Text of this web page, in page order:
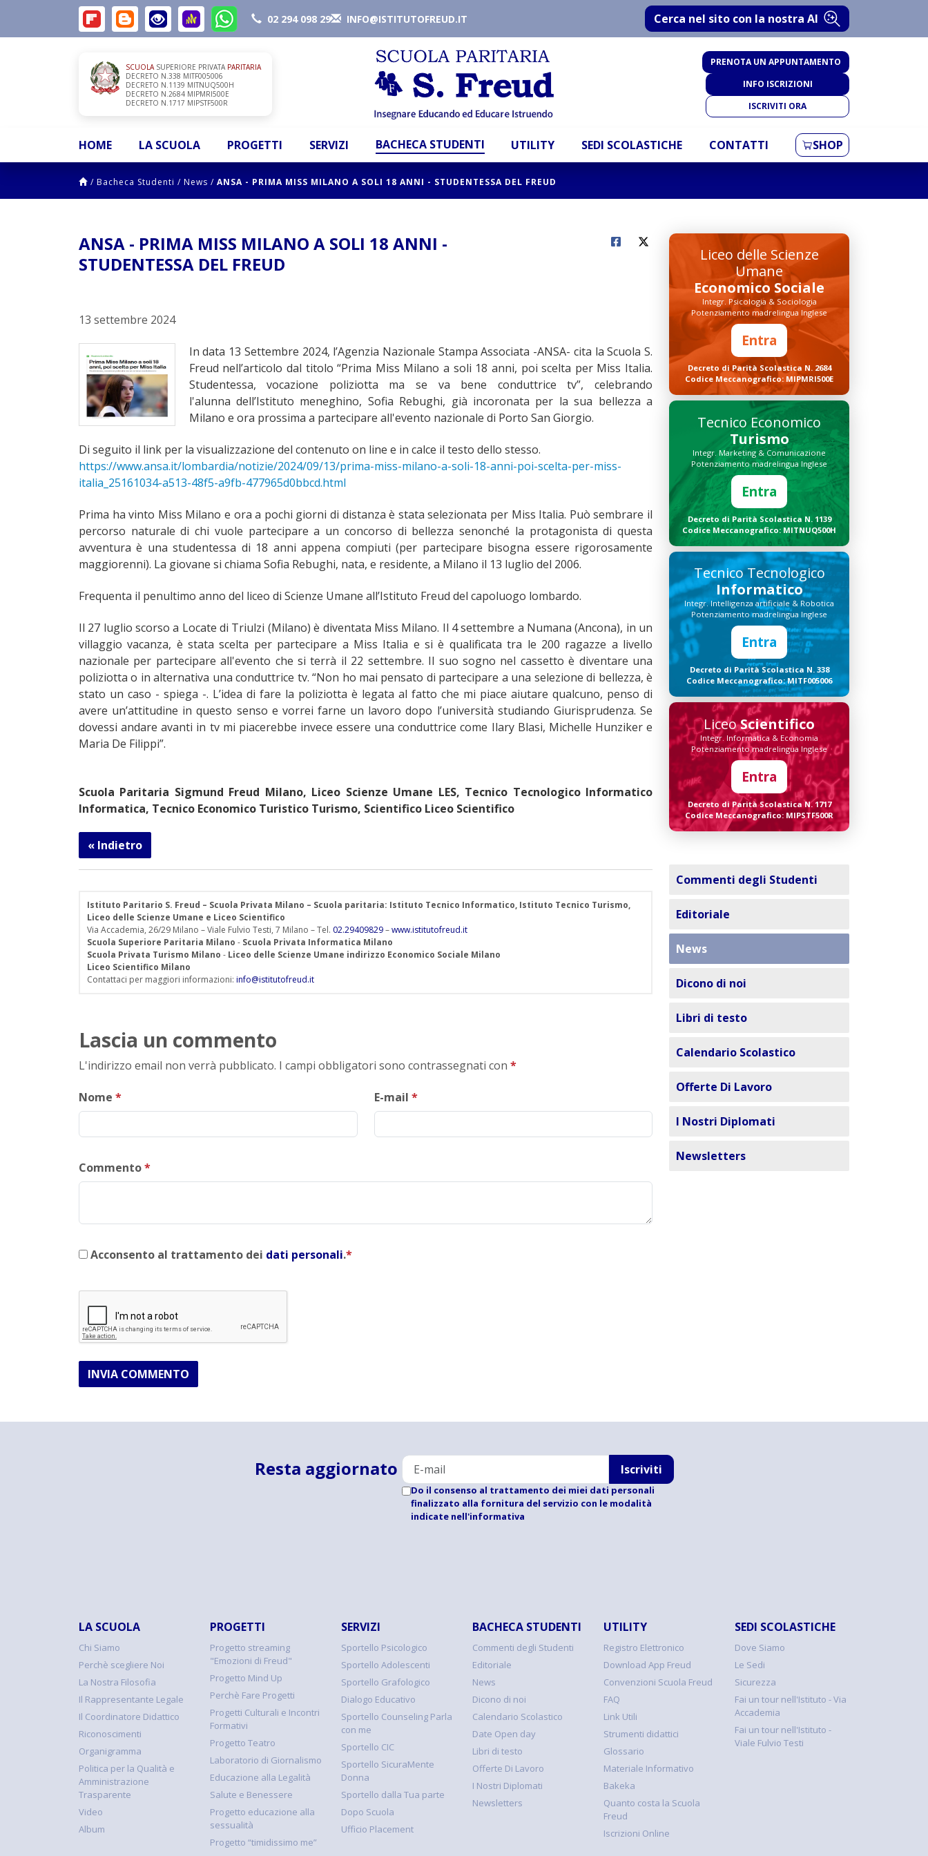
02 294 098 29 INFO@ISTITUTOFREUD.IT Cerca nel sito con la nostra AI
SCUOLASUPERIORE PRIVATA PARITARIA
DECRETO N.338 MITF005006
DECRETO N.1139 MITNUQ500H
DECRETO N.2684 MIPMRI500E
DECRETO N.1717 MIPSTF500R
PRENOTA UN APPUNTAMENTO
INFO ISCRIZIONI
ISCRIVITI ORA
HOME LA SCUOLA PROGETTI SERVIZI BACHECA STUDENTI UTILITY SEDI SCOLASTICHE CONTATTI SHOP
/ Bacheca Studenti / News / ANSA - PRIMA MISS MILANO A SOLI 18 ANNI - STUDENTESSA DEL FREUD
ANSA - PRIMA MISS MILANO A SOLI 18 ANNI -
STUDENTESSA DEL FREUD
13 settembre 2024
In data 13 Settembre 2024, l’Agenzia Nazionale Stampa Associata -ANSA- cita la Scuola S.
Freud nell’articolo dal titolo “Prima Miss Milano a soli 18 anni, poi scelta per Miss Italia.
Studentessa, vocazione poliziotta ma se va bene conduttrice tv”, celebrando
l'alunna dell’Istituto meneghino, Sofia Rebughi, già incoronata per la sua bellezza a
Milano e ora prossima a partecipare all'evento nazionale di Porto San Giorgio.
Di seguito il link per la visualizzazione del contenuto on line e in calce il testo dello stesso.
https://www.ansa.it/lombardia/notizie/2024/09/13/prima-miss-milano-a-soli-18-anni-poi-scelta-per-miss-
italia_25161034-a513-48f5-a9fb-477965d0bbcd.html
Prima ha vinto Miss Milano e ora a pochi giorni di distanza è stata selezionata per Miss Italia. Può sembrare il
percorso naturale di chi vuole partecipare a un concorso di bellezza senonché la protagonista di questa
avventura è una studentessa di 18 anni appena compiuti (per partecipare bisogna essere rigorosamente
maggiorenni). La giovane si chiama Sofia Rebughi, nata, e residente, a Milano il 13 luglio del 2006.
Frequenta il penultimo anno del liceo di Scienze Umane all’Istituto Freud del capoluogo lombardo.
Il 27 luglio scorso a Locate di Triulzi (Milano) è diventata Miss Milano. Il 4 settembre a Numana (Ancona), in un
villaggio vacanza, è stata scelta per partecipare a Miss Italia e si è qualificata tra le 200 ragazze a livello
nazionale per partecipare all'evento che si terrà il 22 settembre. Il suo sogno nel cassetto è diventare una
poliziotta o in alternativa una conduttrice tv. “Non ho mai pensato di partecipare a una selezione di bellezza, è
stato un caso - spiega -. L’idea di fare la poliziotta è legata al fatto che mi piace aiutare qualcuno, penso di
avere un’attitudine in questo senso e vorrei farne un lavoro dopo l’università studiando Giurisprudenza. Se
dovessi andare avanti in tv mi piacerebbe invece essere una conduttrice come Ilary Blasi, Michelle Hunziker e
Maria De Filippi”.
Scuola Paritaria Sigmund Freud Milano, Liceo Scienze Umane LES, Tecnico Tecnologico Informatico
Informatica, Tecnico Economico Turistico Turismo, Scientifico Liceo Scientifico
« Indietro
Istituto Paritario S. Freud – Scuola Privata Milano – Scuola paritaria: Istituto Tecnico Informatico, Istituto Tecnico Turismo,
Liceo delle Scienze Umane e Liceo Scientifico
Via Accademia, 26/29 Milano – Viale Fulvio Testi, 7 Milano – Tel. 02.29409829–www.istitutofreud.it
Scuola Superiore Paritaria Milano - Scuola Privata Informatica Milano
Scuola Privata Turismo Milano - Liceo delle Scienze Umane indirizzo Economico Sociale Milano
Liceo Scientifico Milano
Contattaci per maggiori informazioni: info@istitutofreud.it
Lascia un commento
L'indirizzo email non verrà pubblicato. I campi obbligatori sono contrassegnati con *
Nome * E-mail *
Commento*
Acconsento al trattamento dei dati personali.*
INVIA COMMENTO
Liceo delle Scienze
Umane
Economico Sociale
Integr. Psicologia & Sociologia
Potenziamento madrelingua Inglese
Entra
Decreto di Parità Scolastica N. 2684
Codice Meccanografico: MIPMRI500E
Tecnico Economico
Turismo
Integr. Marketing & Comunicazione
Potenziamento madrelingua Inglese
Entra
Decreto di Parità Scolastica N. 1139
Codice Meccanografico: MITNUQ500H
Tecnico Tecnologico
Informatico
Integr. Intelligenza artificiale & Robotica
Potenziamento madrelingua Inglese
Entra
Decreto di Parità Scolastica N. 338
Codice Meccanografico: MITF005006
LiceoScientifico
Integr. Informatica & Economia
Potenziamento madrelingua Inglese
Entra
Decreto di Parità Scolastica N. 1717
Codice Meccanografico: MIPSTF500R
Commenti degli Studenti
Editoriale
News
Dicono di noi
Libri di testo
Calendario Scolastico
Offerte Di Lavoro
I Nostri Diplomati
Newsletters
Resta aggiornato Iscriviti
Do il consenso al trattamento dei miei dati personali
finalizzato alla fornitura del servizio con le modalità
indicate nell'informativa
LA SCUOLA
Chi Siamo
Perchè scegliere Noi
La Nostra Filosofia
Il Rappresentante Legale
Il Coordinatore Didattico
Riconoscimenti
Organigramma
Politica per la Qualità e
Amministrazione
Trasparente
Video
Album
PROGETTI
Progetto streaming
"Emozioni di Freud"
Progetto Mind Up
Perchè Fare Progetti
Progetti Culturali e Incontri
Formativi
Progetto Teatro
Laboratorio di Giornalismo
Educazione alla Legalità
Salute e Benessere
Progetto educazione alla
sessualità
Progetto “timidissimo me”
SERVIZI
Sportello Psicologico
Sportello Adolescenti
Sportello Grafologico
Dialogo Educativo
Sportello Counseling Parla
con me
Sportello CIC
Sportello SicuraMente
Donna
Sportello dalla Tua parte
Dopo Scuola
Ufficio Placement
BACHECA STUDENTI
Commenti degli Studenti
Editoriale
News
Dicono di noi
Calendario Scolastico
Date Open day
Libri di testo
Offerte Di Lavoro
I Nostri Diplomati
Newsletters
UTILITY
Registro Elettronico
Download App Freud
Convenzioni Scuola Freud
FAQ
Link Utili
Strumenti didattici
Glossario
Materiale Informativo
Bakeka
Quanto costa la Scuola
Freud
Iscrizioni Online
SEDI SCOLASTICHE
Dove Siamo
Le Sedi
Sicurezza
Fai un tour nell'Istituto - Via
Accademia
Fai un tour nell'Istituto -
Viale Fulvio Testi